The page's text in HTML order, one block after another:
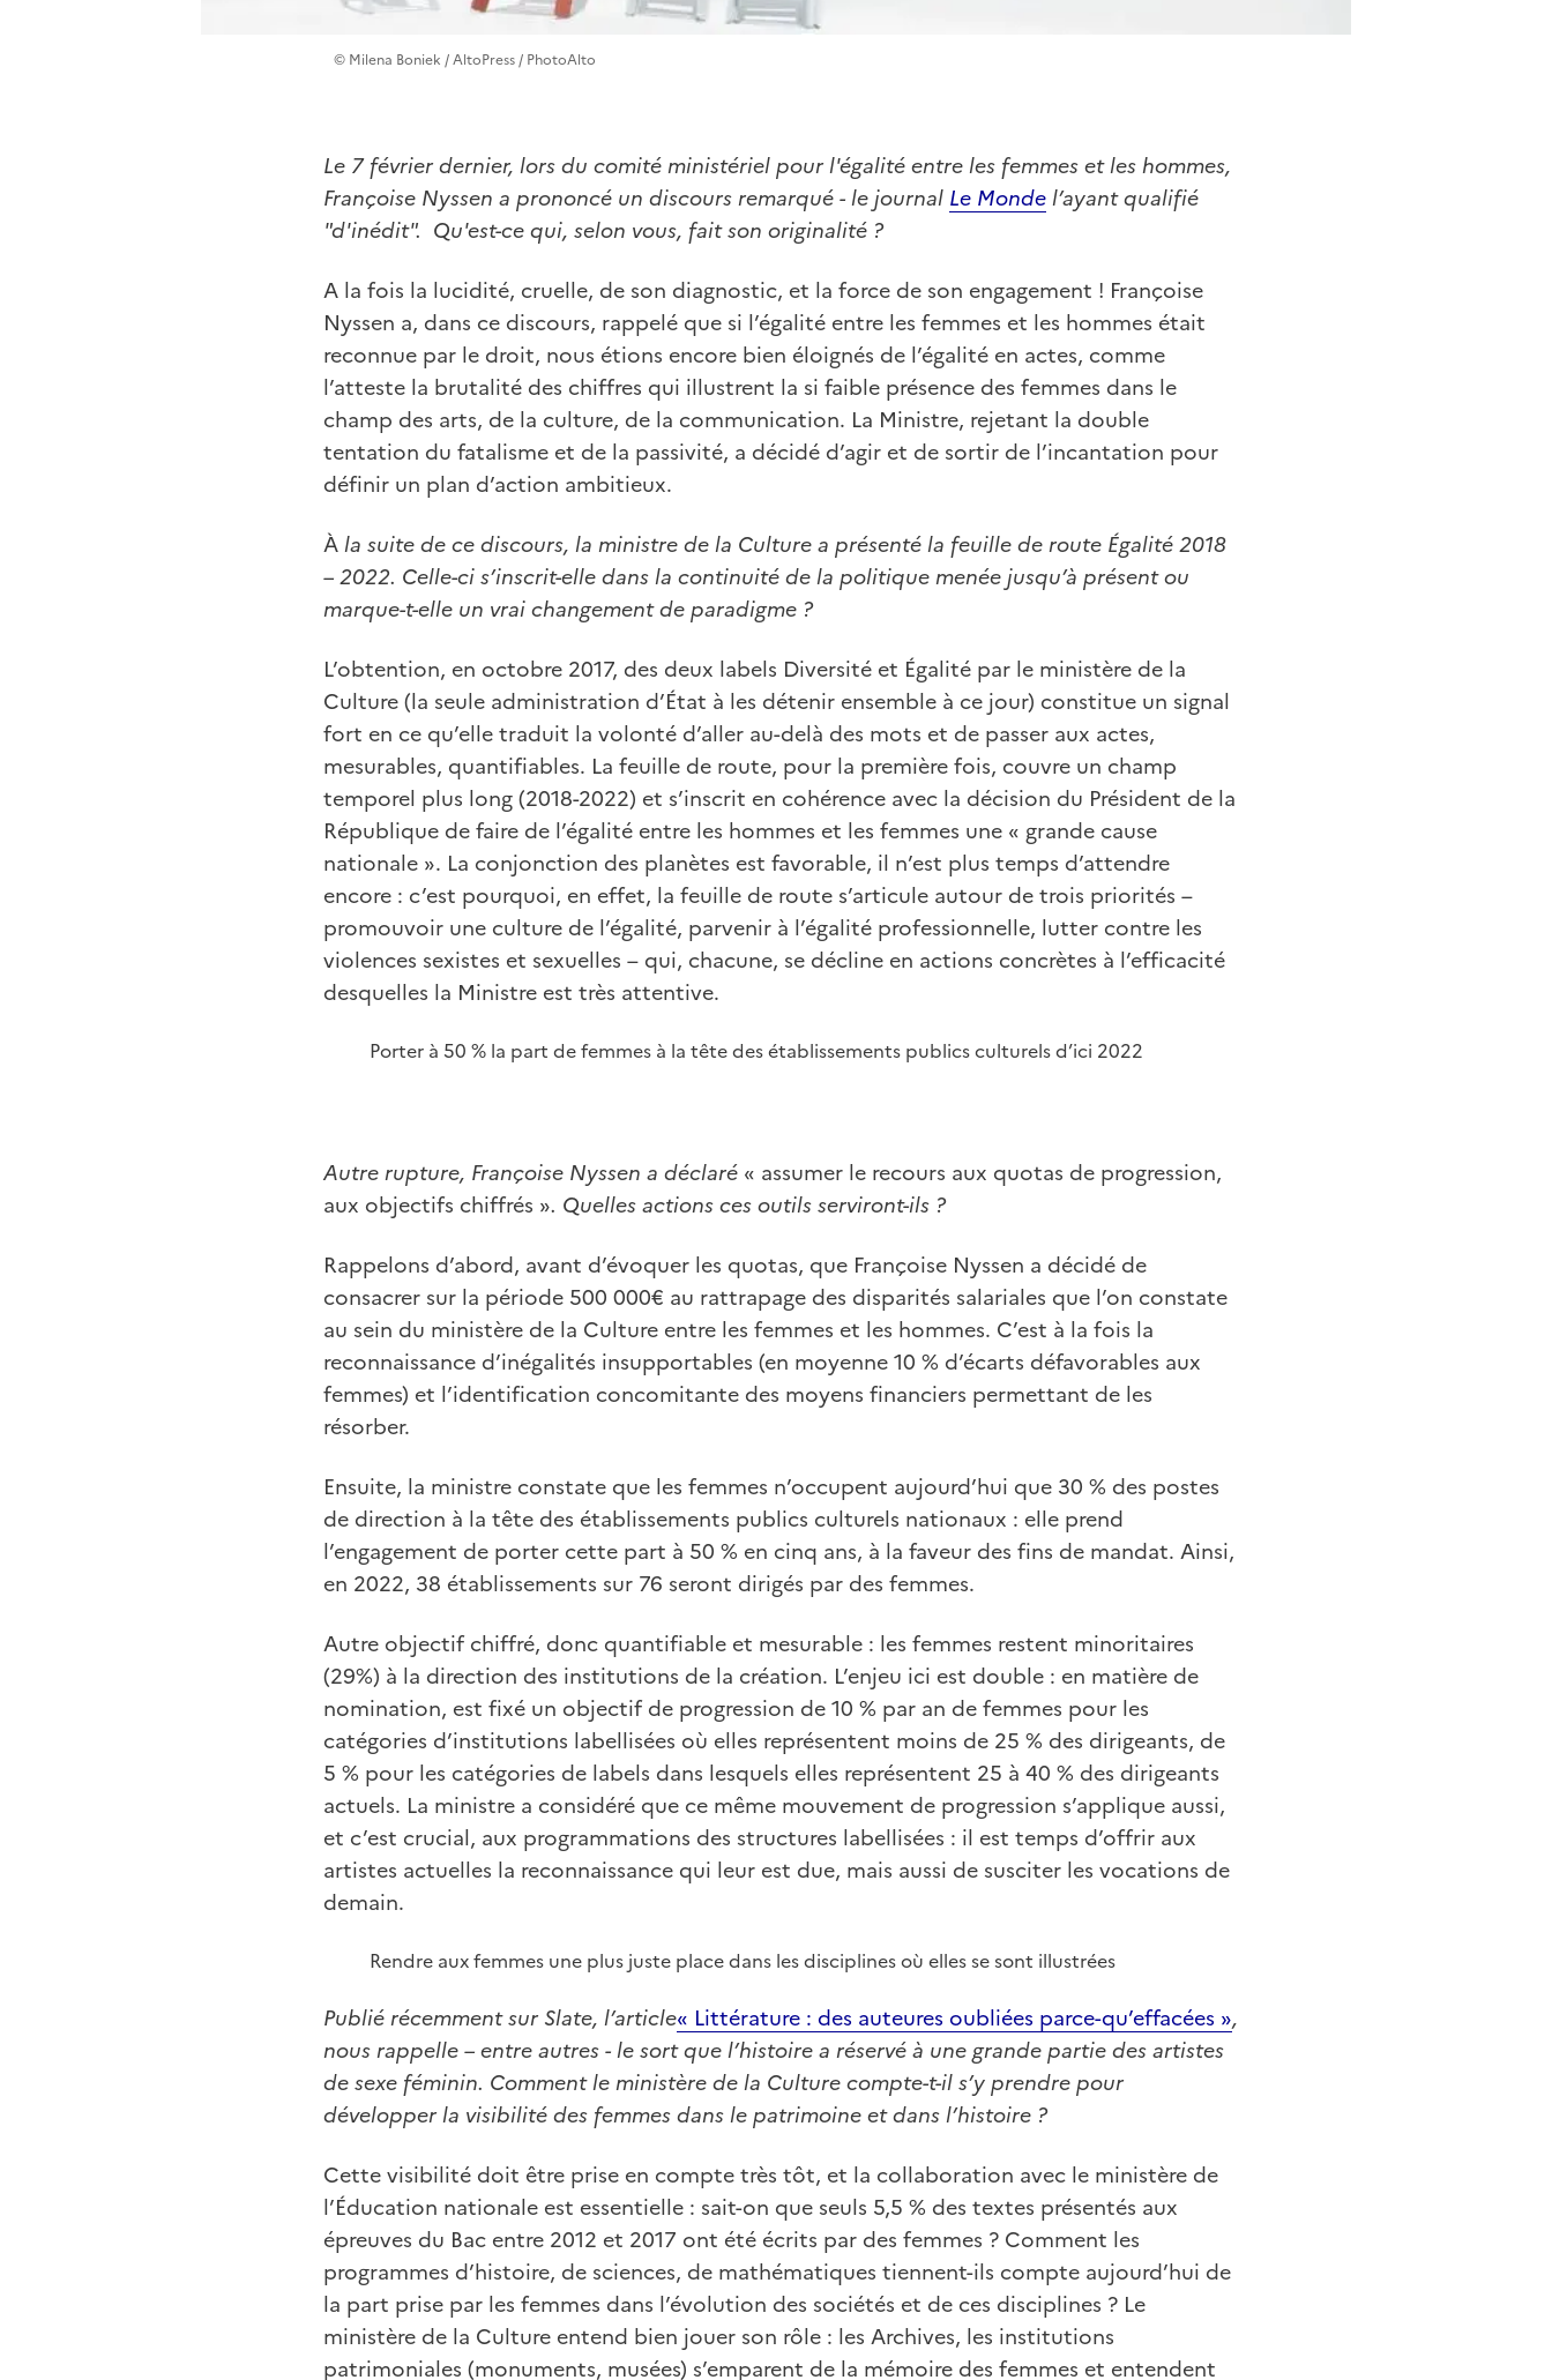
© Milena Boniek / AltoPress / PhotoAlto
Le 7 février dernier, lors du comité ministériel pour l'égalité entre les femmes et les hommes,
Françoise Nyssen a prononcé un discours remarqué - le journal Le Mondel’ayant qualifié
"d'inédit". Qu'est-ce qui, selon vous, fait son originalité ?
A la fois la lucidité, cruelle, de son diagnostic, et la force de son engagement ! Françoise
Nyssen a, dans ce discours, rappelé que si l’égalité entre les femmes et les hommes était
reconnue par le droit, nous étions encore bien éloignés de l’égalité en actes, comme
l’atteste la brutalité des chiffres qui illustrent la si faible présence des femmes dans le
champ des arts, de la culture, de la communication. La Ministre, rejetant la double
tentation du fatalisme et de la passivité, a décidé d’agir et de sortir de l’incantation pour
définir un plan d’action ambitieux.
Àla suite de ce discours, la ministre de la Culture a présenté la feuille de route Égalité 2018
– 2022. Celle-ci s’inscrit-elle dans la continuité de la politique menée jusqu’à présent ou
marque-t-elle un vrai changement de paradigme ?
L’obtention, en octobre 2017, des deux labels Diversité et Égalité par le ministère de la
Culture (la seule administration d’État à les détenir ensemble à ce jour) constitue un signal
fort en ce qu’elle traduit la volonté d’aller au-delà des mots et de passer aux actes,
mesurables, quantifiables. La feuille de route, pour la première fois, couvre un champ
temporel plus long (2018-2022) et s’inscrit en cohérence avec la décision du Président de la
République de faire de l’égalité entre les hommes et les femmes une « grande cause
nationale ». La conjonction des planètes est favorable, il n’est plus temps d’attendre
encore : c’est pourquoi, en effet, la feuille de route s’articule autour de trois priorités –
promouvoir une culture de l’égalité, parvenir à l’égalité professionnelle, lutter contre les
violences sexistes et sexuelles – qui, chacune, se décline en actions concrètes à l’efficacité
desquelles la Ministre est très attentive.
Porter à 50 % la part de femmes à la tête des établissements publics culturels d’ici 2022
Autre rupture, Françoise Nyssen a déclaré « assumer le recours aux quotas de progression,
aux objectifs chiffrés ». Quelles actions ces outils serviront-ils ?
Rappelons d’abord, avant d’évoquer les quotas, que Françoise Nyssen a décidé de
consacrer sur la période 500 000€ au rattrapage des disparités salariales que l’on constate
au sein du ministère de la Culture entre les femmes et les hommes. C’est à la fois la
reconnaissance d’inégalités insupportables (en moyenne 10 % d’écarts défavorables aux
femmes) et l’identification concomitante des moyens financiers permettant de les
résorber.
Ensuite, la ministre constate que les femmes n’occupent aujourd’hui que 30 % des postes
de direction à la tête des établissements publics culturels nationaux : elle prend
l’engagement de porter cette part à 50 % en cinq ans, à la faveur des fins de mandat. Ainsi,
en 2022, 38 établissements sur 76 seront dirigés par des femmes.
Autre objectif chiffré, donc quantifiable et mesurable : les femmes restent minoritaires
(29%) à la direction des institutions de la création. L’enjeu ici est double : en matière de
nomination, est fixé un objectif de progression de 10 % par an de femmes pour les
catégories d’institutions labellisées où elles représentent moins de 25 % des dirigeants, de
5 % pour les catégories de labels dans lesquels elles représentent 25 à 40 % des dirigeants
actuels. La ministre a considéré que ce même mouvement de progression s’applique aussi,
et c’est crucial, aux programmations des structures labellisées : il est temps d’offrir aux
artistes actuelles la reconnaissance qui leur est due, mais aussi de susciter les vocations de
demain.
Rendre aux femmes une plus juste place dans les disciplines où elles se sont illustrées
Publié récemment sur Slate, l’article« Littérature : des auteures oubliées parce-qu’effacées »,
nous rappelle – entre autres - le sort que l’histoire a réservé à une grande partie des artistes
de sexe féminin. Comment le ministère de la Culture compte-t-il s’y prendre pour
développer la visibilité des femmes dans le patrimoine et dans l’histoire ?
Cette visibilité doit être prise en compte très tôt, et la collaboration avec le ministère de
l’Éducation nationale est essentielle : sait-on que seuls 5,5 % des textes présentés aux
épreuves du Bac entre 2012 et 2017 ont été écrits par des femmes ? Comment les
programmes d’histoire, de sciences, de mathématiques tiennent-ils compte aujourd’hui de
la part prise par les femmes dans l’évolution des sociétés et de ces disciplines ? Le
ministère de la Culture entend bien jouer son rôle : les Archives, les institutions
patrimoniales (monuments, musées) s’emparent de la mémoire des femmes et entendent